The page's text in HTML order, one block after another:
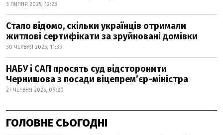
3 ЛИПНЯ 2025, 12:23
Стало відомо, скільки українців отримали
житлові сертифікати за зруйновані домівки
30 ЧЕРВНЯ 2025, 11:39
НАБУ і САП просять суд відсторонити
Чернишова з посади віцепрем’єр-міністра
27 ЧЕРВНЯ 2025, 09:20
ГОЛОВНЕ СЬОГОДНІ